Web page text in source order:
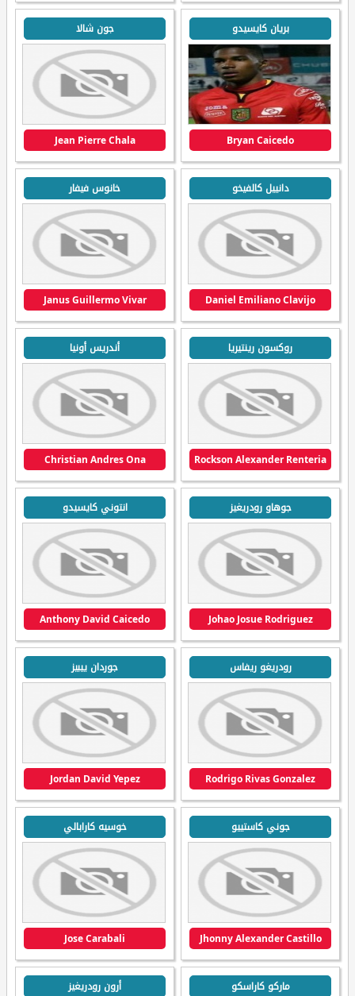
بريان كايسيدو
Bryan Caicedo
جون شالا
Jean Pierre Chala
دانييل كالفيخو
Daniel Emiliano Clavijo
خانوس فيفار
Janus Guillermo Vivar
روكسون رينتيريا
Rockson Alexander Renteria
أندريس أونيا
Christian Andres Ona
جوهاو رودريغيز
Johao Josue Rodriguez
انتوني كايسيدو
Anthony David Caicedo
رودريغو ريفاس
Rodrigo Rivas Gonzalez
جوردان ييبيز
Jordan David Yepez
جوني كاستييو
Jhonny Alexander Castillo
خوسيه كارابالي
Jose Carabali
ماركو كاراسكو أرون رودريغيز